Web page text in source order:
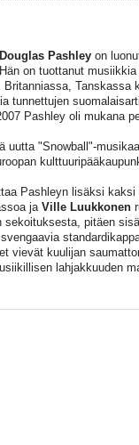
Douglas Pashleyon
on tuottanut
Tanskassa
tunnettujen
Pashley oli mukana
uutta "Snowball"-
Pashleyn lisäksi
ja Ville Luukkonen
pitäen
vievät kuulijan
lahjakkuuden